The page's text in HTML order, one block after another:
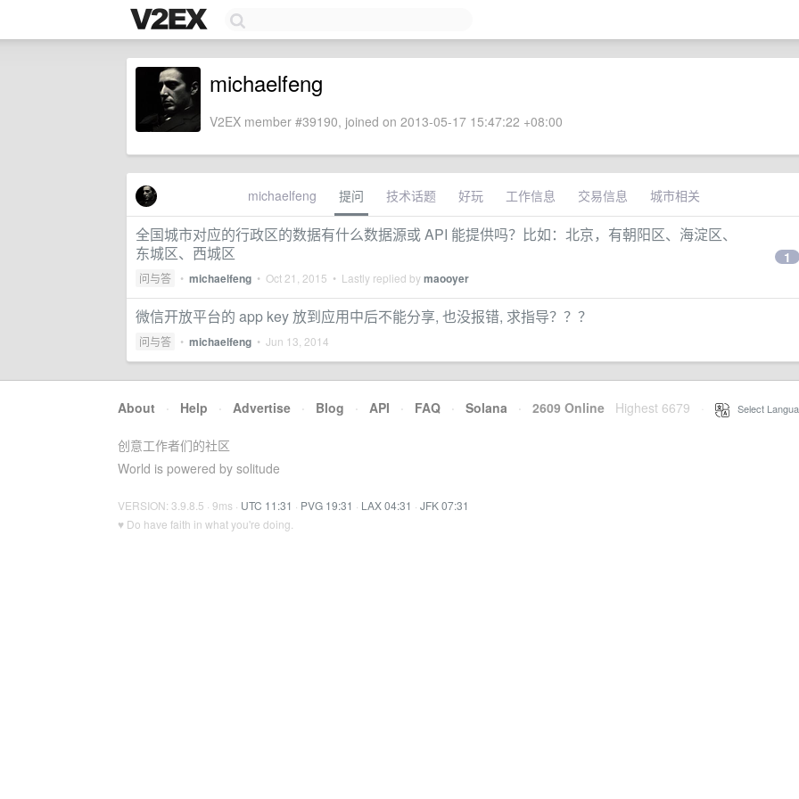
michaelfeng
V2EX member #39190, joined on 2013-05-17 15:47:22 +08:00
michaelfeng 提问 技术话题 好玩 工作信息 交易信息 城市相关
全国城市对应的行政区的数据有什么数据源或 API 能提供吗？比如：北京，有朝阳区、海淀区、
东城区、西城区
问与答 • michaelfeng • Oct 21, 2015 • Lastly replied bymaooyer
1
微信开放平台的 app key 放到应用中后不能分享, 也没报错, 求指导？？？
问与答 • michaelfeng • Jun 13, 2014
About · Help · Advertise · Blog · API · FAQ · Solana · 2609 Online Highest 6679 Select
创意工作者们的社区
World is powered by solitude
VERSION: 3.9.8.5 · 9ms · UTC 11:31 · PVG 19:31 · LAX 04:31 · JFK 07:31
♥ Do have faith in what you're doing.